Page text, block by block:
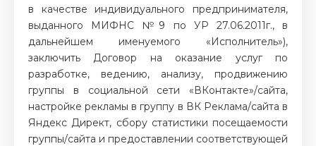
в качестве индивидуального предпринимателя,
выданного МИФНС №9 по УР 27.06.2011г., в
дальнейшем именуемого «Исполнитель»),
заключить Договор на оказание услуг по
разработке, ведению, анализу, продвижению
группы в социальной сети «ВКонтакте»/сайта,
настройке рекламы в группу в ВК Реклама/сайта в
Яндекс Директ, сбору статистики посещаемости
группы/сайта и предоставлении соответствующей